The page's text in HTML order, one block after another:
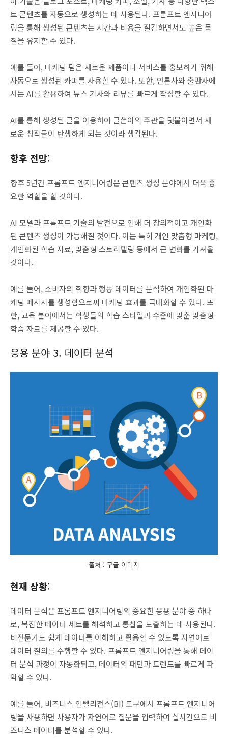
트 콘텐츠를 자동으로 생성하는 데 사용된다. 프롬프트 엔지니어
링을 통해 생성된 콘텐츠는 시간과 비용을 절감하면서도 높은 품
질을 유지할 수 있다.
예를 들어, 마케팅 팀은 새로운 제품이나 서비스를 홍보하기 위해
자동으로 생성된 카피를 사용할 수 있다. 또한, 언론사와 출판사에
서는 AI를 활용하여 뉴스 기사와 리뷰를 빠르게 작성할 수 있다.
AI를 통해 생성된 글을 이용하여 글쓴이의 주관을 덧붙이면서 새
로운 창작물이 탄생하게 되는 것이라 생각된다.
향후 전망:
향후 5년간 프롬프트 엔지니어링은 콘텐츠 생성 분야에서 더욱 중
요한 역할을 할 것이다.
AI 모델과 프롬프트 기술의 발전으로 인해 더 창의적이고 개인화
된 콘텐츠 생성이 가능해질 것이다. 이는 특히 개인 맞춤형 마케팅,
개인화된 학습 자료, 맞춤형 스토리텔링 등에서 큰 변화를 가져올
것이다.
예를 들어, 소비자의 취향과 행동 데이터를 분석하여 개인화된 마
케팅 메시지를 생성함으로써 마케팅 효과를 극대화할 수 있다. 또
한, 교육 분야에서는 학생들의 학습 스타일과 수준에 맞춘 맞춤형
학습 자료를 제공할 수 있다.
응용 분야 3. 데이터 분석
출처 : 구글 이미지
현재 상황:
데이터 분석은 프롬프트 엔지니어링의 중요한 응용 분야 중 하나
로, 복잡한 데이터 세트를 해석하고 통찰을 도출하는 데 사용된다.
비전문가도 쉽게 데이터를 이해하고 활용할 수 있도록 자연어로
데이터 질의를 수행할 수 있다. 프롬프트 엔지니어링을 통해 데이
터 분석 과정이 자동화되고, 데이터의 패턴과 트렌드를 빠르게 파
악할 수 있다.
예를 들어, 비즈니스 인텔리전스(BI) 도구에서 프롬프트 엔지니어
링을 사용하면 사용자가 자연어로 질문을 입력하여 실시간으로 비
즈니스 데이터를 분석할 수 있다.